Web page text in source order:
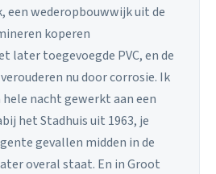
een wederopbouwwijk uit de
koperen
later toegevoegde PVC, en de
nu door corrosie. Ik
nacht gewerkt aan een
het Stadhuis uit 1963, je
gevallen midden in de
overal staat. En in Groot